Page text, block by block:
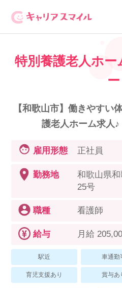
無料相談・お問い
正社員／パートで働く
派遣で働く
介護の資格取得につい
その他のお問い合わ
採用担当者
派遣求人
スマイルカの
特別養護老人ホー
ー
【和歌山市】働きやすい
護老人ホーム求人
雇用形態 正社員
勤務地
和歌山県
25号
職種 看護師
給与 月給
駅近 車通勤
育児支援あり 賞与あ